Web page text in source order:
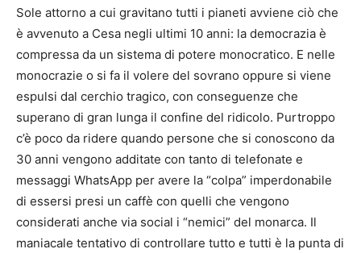
Sole attorno a cui gravitano tutti i pianeti avviene ciò che
è avvenuto a Cesa negli ultimi 10 anni: la democrazia è
compressa da un sistema di potere monocratico. E nelle
monocrazie o si fa il volere del sovrano oppure si viene
espulsi dal cerchio tragico, con conseguenze che
superano di gran lunga il confine del ridicolo. Purtroppo
c’è poco da ridere quando persone che si conoscono da
30 anni vengono additate con tanto di telefonate e
messaggi WhatsApp per avere la “colpa” imperdonabile
di essersi presi un caffè con quelli che vengono
considerati anche via social i “nemici” del monarca. Il
maniacale tentativo di controllare tutto e tutti è la punta di